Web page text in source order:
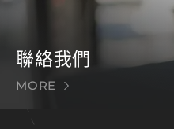
聯絡我們
MORE